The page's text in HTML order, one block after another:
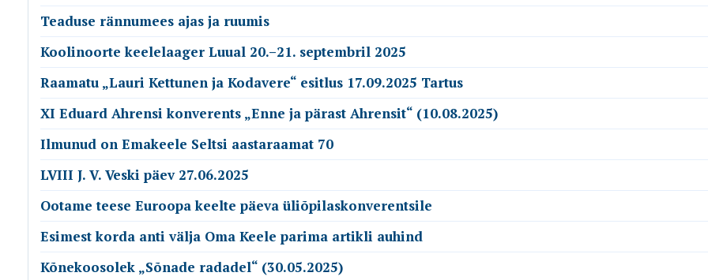
Teaduse rännumees ajas ja ruumis
Koolinoorte keelelaager Luual 20.–21. septembril 2025
Raamatu „Lauri Kettunen ja Kodavere“ esitlus 17.09.2025 Tartus
XI Eduard Ahrensi konverents „Enne ja pärast Ahrensit“ (10.08.2025)
Ilmunud on Emakeele Seltsi aastaraamat 70
LVIII J. V. Veski päev 27.06.2025
Ootame teese Euroopa keelte päeva üliõpilaskonverentsile
Esimest korda anti välja Oma Keele parima artikli auhind
Kõnekoosolek „Sõnade radadel“ (30.05.2025)